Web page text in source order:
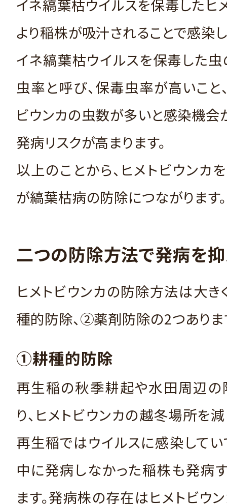
イネ縞葉枯ウイルスを保毒したヒ
より稲株が吸汁されることで感染
イネ縞葉枯ウイルスを保毒した
虫率と呼び、保毒虫率が高いこと
ビウンカの虫数が多いと感染機会
発病リスクが高まります。
以上のことから、ヒメトビウンカ
が縞葉枯病の防除につながります。
二つの防除方法で発病を
ヒメトビウンカの防除方法は大き
種的防除、②薬剤防除の2つありま
①耕種的防除
再生稲の秋季耕起や水田周辺の
り、ヒメトビウンカの越冬場所を減
再生稲ではウイルスに感染して
中に発病しなかった稲株も発病
ます。発病株の存在はヒメトビウ